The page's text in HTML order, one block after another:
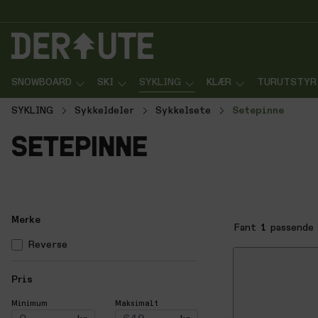
SNOWBOARD SKI SYKLING KLÆR TURUTSTYR
SYKLING Sykkeldeler Sykkelsete Setepinne
setepinne
Merke
Reverse
Pris
Minimum Maksimalt
Fant 1